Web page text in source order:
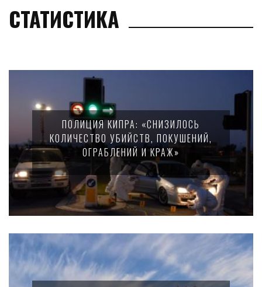
СТАТИСТИКА
ПОЛИЦИЯ КИПРА: «СНИЗИЛОСЬ
КОЛИЧЕСТВО УБИЙСТВ, ПОКУШЕНИЙ,
ОГРАБЛЕНИЙ И КРАЖ»